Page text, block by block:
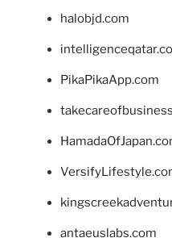
halobjd.com
PikaPikaApp.com
antaeuslabs.com